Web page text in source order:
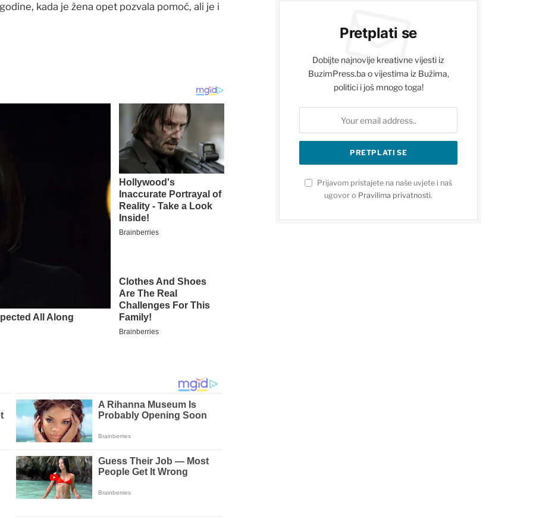
kada je žena opet pozvala pomoć, ali je i
Pretplati se
Dobijte najnovije kreativne vijesti iz
BuzimPress.ba o vijestima iz Bužima,
politici i još mnogo toga!
Prijavom pristajete na naše uvjete i naš
ugovor o Pravilima privatnosti.